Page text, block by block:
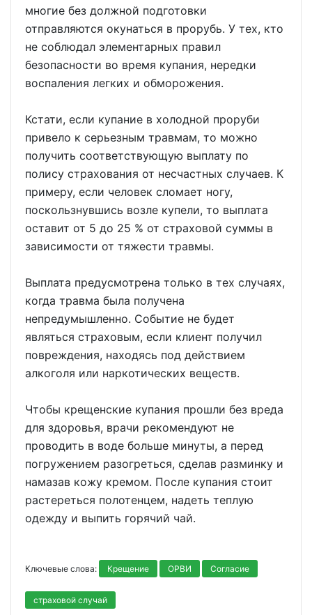
многие без должной подготовки
отправляются окунаться в прорубь. У тех, кто
не соблюдал элементарных правил
безопасности во время купания, нередки
воспаления легких и обморожения.
Кстати, если купание в холодной проруби
привело к серьезным травмам, то можно
получить соответствующую выплату по
полису страхования от несчастных случаев. К
примеру, если человек сломает ногу,
поскользнувшись возле купели, то выплата
оставит от 5 до 25 % от страховой суммы в
зависимости от тяжести травмы.
Выплата предусмотрена только в тех случаях,
когда травма была получена
непредумышленно. Событие не будет
являться страховым, если клиент получил
повреждения, находясь под действием
алкоголя или наркотических веществ.
Чтобы крещенские купания прошли без вреда
для здоровья, врачи рекомендуют не
проводить в воде больше минуты, а перед
погружением разогреться, сделав разминку и
намазав кожу кремом. После купания стоит
растереться полотенцем, надеть теплую
одежду и выпить горячий чай.
Ключевые слова: Крещение ОРВИ Согласие
страховой случай